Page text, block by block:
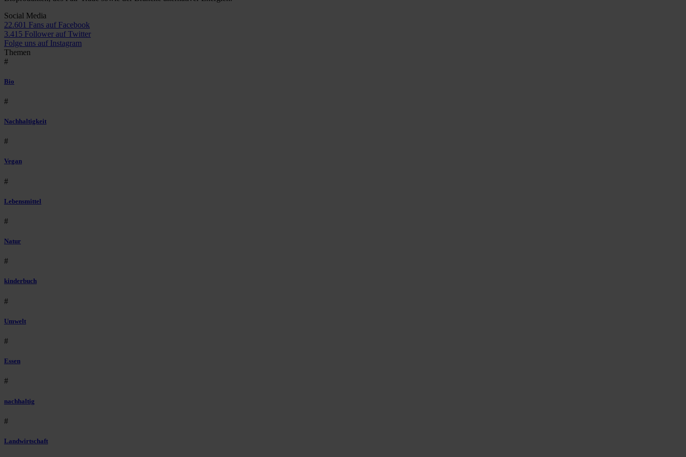
Social Media
22.601 Fans auf Facebook
3.415 Follower auf Twitter
Folge uns auf Instagram
Themen
#
Bio
#
Nachhaltigkeit
#
Vegan
#
Lebensmittel
#
Natur
#
kinderbuch
#
Umwelt
#
Essen
#
nachhaltig
#
Landwirtschaft